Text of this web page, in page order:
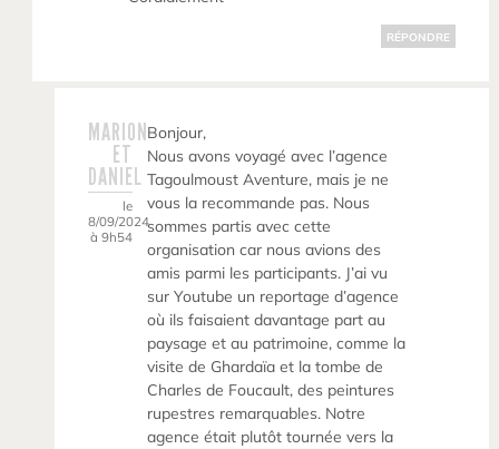
RÉPONDRE
MARION
ET
DANIEL
le
8/09/2024
à 9h54
Bonjour,
Nous avons voyagé avec l’agence
Tagoulmoust Aventure, mais je ne
vous la recommande pas. Nous
sommes partis avec cette
organisation car nous avions des
amis parmi les participants. J’ai vu
sur Youtube un reportage d’agence
où ils faisaient davantage part au
paysage et au patrimoine, comme la
visite de Ghardaïa et la tombe de
Charles de Foucault, des peintures
rupestres remarquables. Notre
agence était plutôt tournée vers la